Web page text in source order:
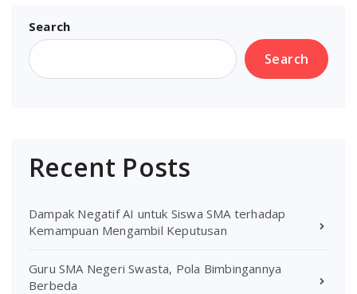
Search
Search
Recent Posts
Dampak Negatif AI untuk Siswa SMA terhadap
Kemampuan Mengambil Keputusan
Guru SMA Negeri Swasta, Pola Bimbingannya
Berbeda